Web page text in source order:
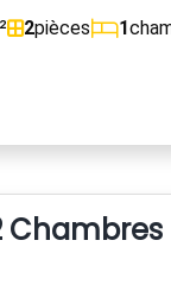
2pièces 1